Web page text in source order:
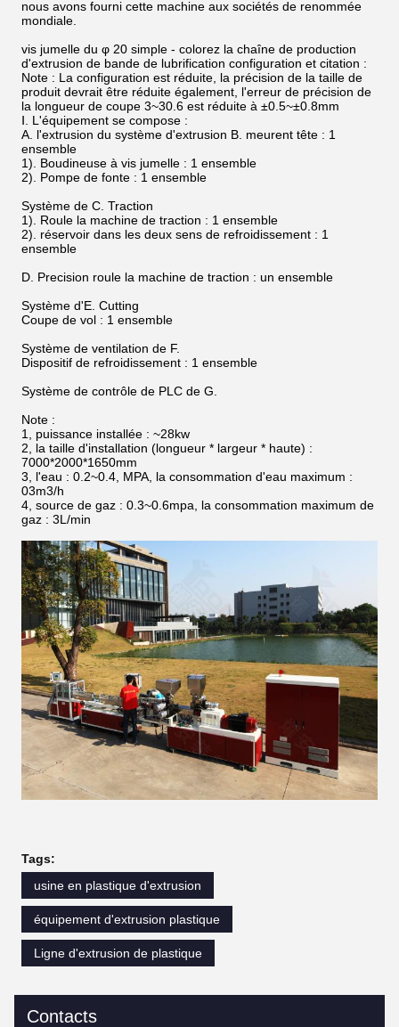
nous avons fourni cette machine aux sociétés de renommée
mondiale.
vis jumelle du φ 20 simple - colorez la chaîne de production
d'extrusion de bande de lubrification configuration et citation :
Note : La configuration est réduite, la précision de la taille de
produit devrait être réduite également, l'erreur de précision de
la longueur de coupe 3~30.6 est réduite à ±0.5~±0.8mm
Ⅰ. L'équipement se compose :
A. l'extrusion du système d'extrusion B. meurent tête : 1
ensemble
1). Boudineuse à vis jumelle : 1 ensemble
2). Pompe de fonte : 1 ensemble
Système de C. Traction
1). Roule la machine de traction : 1 ensemble
2). réservoir dans les deux sens de refroidissement : 1
ensemble
D. Precision roule la machine de traction : un ensemble
Système d'E. Cutting
Coupe de vol : 1 ensemble
Système de ventilation de F.
Dispositif de refroidissement : 1 ensemble
Système de contrôle de PLC de G.
Note :
1, puissance installée : ~28kw
2, la taille d'installation (longueur * largeur * haute) :
7000*2000*1650mm
3, l'eau : 0.2~0.4, MPA, la consommation d'eau maximum :
03m3/h
4, source de gaz : 0.3~0.6mpa, la consommation maximum de
gaz : 3L/min
Tags:
usine en plastique d'extrusion
équipement d'extrusion plastique
Ligne d'extrusion de plastique
Contacts